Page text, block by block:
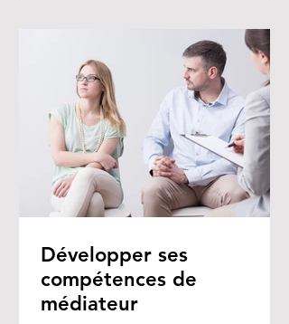
Développer ses
compétences de
médiateur